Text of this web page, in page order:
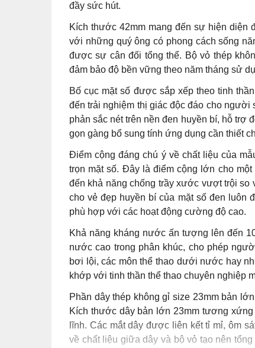
đầy sức hút.
Kích thước 42mm mang đến sự hiện
với những quý ông có phong cách sống
được sự cân đối tổng thể. Bộ vỏ thép
đảm bảo độ bền vững theo năm tháng sử
Bố cục mặt số được sắp xếp theo tinh
đến trải nghiệm thị giác độc đáo cho
phản sắc nét trên nền đen huyền bí, hỗ trợ
gọn gàng bổ sung tính ứng dụng cần thiết
Điểm cộng đáng chú ý về chất liệu của
trọn mặt số. Đây là điểm cộng lớn cho
đến khả năng chống trầy xước vượt trội
cho vẻ đẹp huyền bí của mặt số đen luôn
phù hợp với các hoạt động cường độ cao.
Khả năng kháng nước ấn tượng lên đến
nước cao trong phân khúc, cho phép
bơi lội, các môn thể thao dưới nước hay
khớp với tinh thần thể thao chuyên nghiệp
Phần dây thép không gỉ size 23mm bản
Kích thước dây bản lớn 23mm tương
lĩnh. Các mắt dây được liên kết tỉ mỉ, ôm
về chất liệu giữa dây và bộ vỏ tạo nên